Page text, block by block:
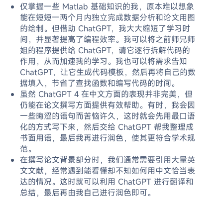
仅掌握一些 Matlab 基础知识的我，原本难以想象
能在短短一两个月内独立完成数据分析和论文用图
的绘制。但借助 ChatGPT，我大大缩短了学习时
间，并显著提高了编程效率。我可以将之前师兄师
姐的程序提供给 ChatGPT，请它逐行拆解代码的
作用，从而加速我的学习。我也可以将需求告知
ChatGPT，让它生成代码模板，然后再将自己的数
据填入，节省了查找函数和编写代码的时间。
虽然 ChatGPT 4 在中文方面的表现并非完美，但
仍能在论文撰写方面提供有效帮助。有时，我会因
一些晦涩的语句而苦恼许久，这时就会先用最口语
化的方式写下来，然后交给 ChatGPT 帮我整理成
书面用语，最后我再进行润色，使其更符合学术规
范。
在撰写论文背景部分时，我们通常需要引用大量英
文文献，经常遇到能看懂却不知如何用中文恰当表
达的情况。这时就可以利用 ChatGPT 进行翻译和
总结，最后再由我自己进行润色即可。